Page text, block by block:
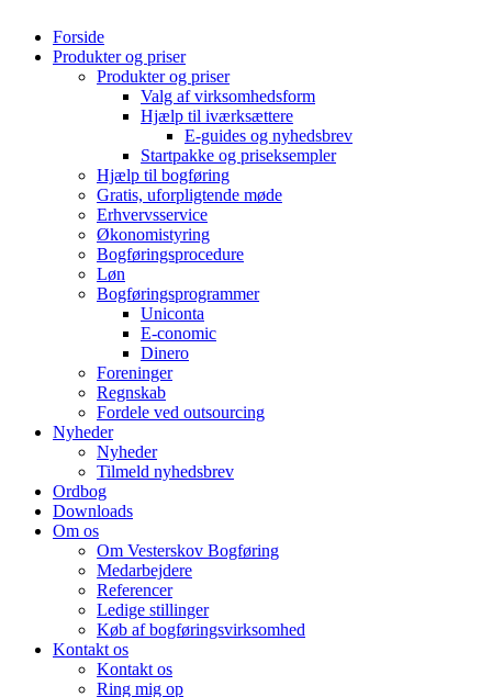
Forside
Produkter og priser
Produkter og priser
Valg af virksomhedsform
Hjælp til iværksættere
E-guides og nyhedsbrev
Startpakke og priseksempler
Hjælp til bogføring
Gratis, uforpligtende møde
Erhvervsservice
Økonomistyring
Bogføringsprocedure
Løn
Bogføringsprogrammer
Uniconta
E-conomic
Dinero
Foreninger
Regnskab
Fordele ved outsourcing
Nyheder
Nyheder
Tilmeld nyhedsbrev
Ordbog
Downloads
Om os
Om Vesterskov Bogføring
Medarbejdere
Referencer
Ledige stillinger
Køb af bogføringsvirksomhed
Kontakt os
Kontakt os
Ring mig op